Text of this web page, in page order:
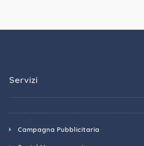
Servizi
Campagna Pubblicitaria